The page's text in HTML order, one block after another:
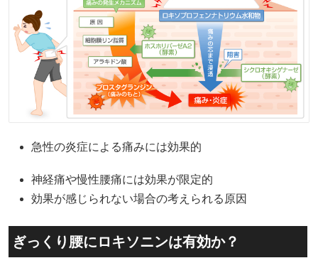
急性の炎症による痛みには効果的
神経痛や慢性腰痛には効果が限定的
効果が感じられない場合の考えられる原因
ぎっくり腰にロキソニンは有効か？